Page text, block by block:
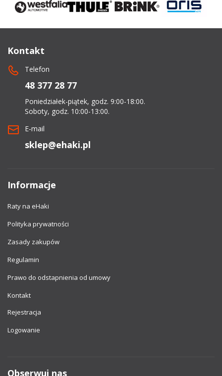
Kontakt
Telefon
48 377 28 77
Poniedziałek-piątek, godz. 9:00-18:00.
Soboty, godz. 10:00-13:00.
E-mail
sklep@ehaki.pl
Informacje
Raty na eHaki
Polityka prywatności
Zasady zakupów
Regulamin
Prawo do odstapnienia od umowy
Kontakt
Rejestracja
Logowanie
Obserwuj nas